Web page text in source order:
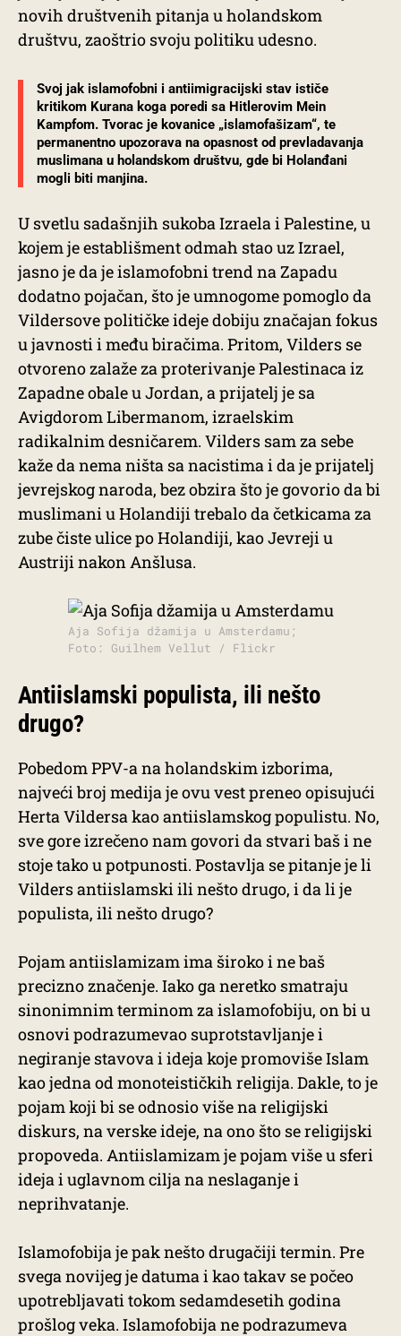
novih društvenih pitanja u holandskom
društvu, zaoštrio svoju politiku udesno.
Svoj jak islamofobni i antiimigracijski stav ističe
kritikom Kurana koga poredi sa Hitlerovim Mein
Kampfom. Tvorac je kovanice „islamofašizam“, te
permanentno upozorava na opasnost od prevladavanja
muslimana u holandskom društvu, gde bi Holanđani
mogli biti manjina.
U svetlu sadašnjih sukoba Izraela i Palestine, u
kojem je establišment odmah stao uz Izrael,
jasno je da je islamofobni trend na Zapadu
dodatno pojačan, što je umnogome pomoglo da
Vildersove političke ideje dobiju značajan fokus
u javnosti i među biračima. Pritom, Vilders se
otvoreno zalaže za proterivanje Palestinaca iz
Zapadne obale u Jordan, a prijatelj je sa
Avigdorom Libermanom, izraelskim
radikalnim desničarem. Vilders sam za sebe
kaže da nema ništa sa nacistima i da je prijatelj
jevrejskog naroda, bez obzira što je govorio da bi
muslimani u Holandiji trebalo da četkicama za
zube čiste ulice po Holandiji, kao Jevreji u
Austriji nakon Anšlusa.
Aja Sofija džamija u Amsterdamu;
Foto: Guilhem Vellut / Flickr
Antiislamski populista, ili nešto
drugo?
Pobedom PPV-a na holandskim izborima,
najveći broj medija je ovu vest preneo opisujući
Herta Vildersa kao antiislamskog populistu. No,
sve gore izrečeno nam govori da stvari baš i ne
stoje tako u potpunosti. Postavlja se pitanje je li
Vilders antiislamski ili nešto drugo, i da li je
populista, ili nešto drugo?
Pojam antiislamizam ima široko i ne baš
precizno značenje. Iako ga neretko smatraju
sinonimnim terminom za islamofobiju, on bi u
osnovi podrazumevao suprotstavljanje i
negiranje stavova i ideja koje promoviše Islam
kao jedna od monoteističkih religija. Dakle, to je
pojam koji bi se odnosio više na religijski
diskurs, na verske ideje, na ono što se religijski
propoveda. Antiislamizam je pojam više u sferi
ideja i uglavnom cilja na neslaganje i
neprihvatanje.
Islamofobija je pak nešto drugačiji termin. Pre
svega novijeg je datuma i kao takav se počeo
upotrebljavati tokom sedamdesetih godina
prošlog veka. Islamofobija ne podrazumeva